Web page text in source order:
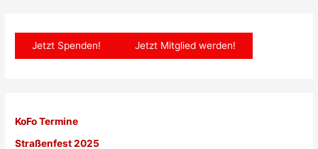
Jetzt Spenden! Jetzt Mitglied werden!
KoFo Termine
Straßenfest 2025